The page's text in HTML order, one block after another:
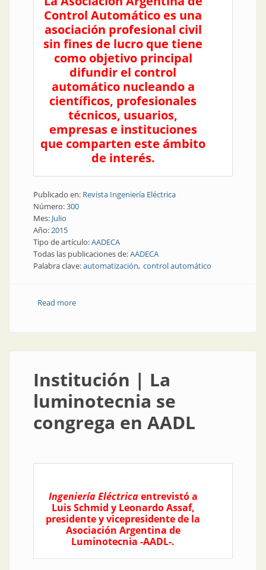
Control Automático es una
asociación profesional civil
sin fines de lucro que tiene
como objetivo principal
difundir el control
automático nucleando a
científicos, profesionales
técnicos, usuarios,
empresas e instituciones
que comparten este ámbito
de interés.
Publicado en: Revista Ingeniería Eléctrica
Número:300
Mes: Julio
Año:2015
Tipo de artículo:AADECA
Todas las publicaciones de:AADECA
Palabra clave:automatización control automático
Read moreabout Institución | Control automático entre la
Institución | La
luminotecnia se
congrega en AADL
Ingeniería Eléctricaentrevistó a
Luis Schmid y Leonardo Assaf,
presidente y vicepresidente de la
Asociación Argentina de
Luminotecnia -AADL-.